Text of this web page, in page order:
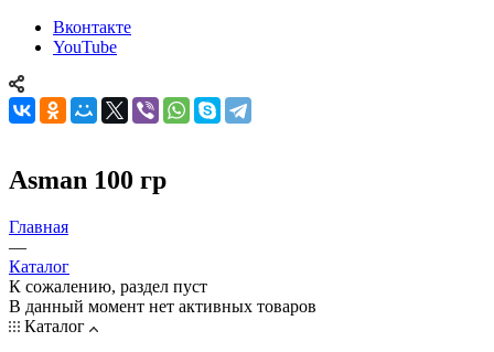
Вконтакте
YouTube
Asman 100 гр
Главная
—
Каталог
К сожалению, раздел пуст
В данный момент нет активных товаров
Каталог